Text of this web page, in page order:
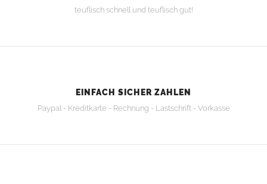
teuflisch schnell und teuflisch gut!
EINFACH SICHER ZAHLEN
Paypal - Kreditkarte - Rechnung - Lastschrift - Vorkasse